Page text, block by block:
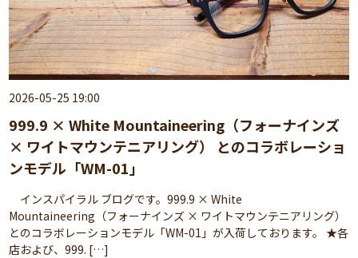
2026-05-25 19:00
999.9 × White Mountaineering（フォーナインズ
× ワイトマウンテニアリング） とのコラボレーショ
ンモデル「WM-01」
インスパイラル ブログです。999.9 × White
Mountaineering（フォーナインズ × ワイトマウンテニアリング）
とのコラボレーションモデル「WM-01」が入荷しております。 ★各
店および、999. […]